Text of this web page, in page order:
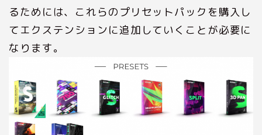
るためには、これらのプリセットパックを購入し
てエクステンションに追加していくことが必要に
なります。